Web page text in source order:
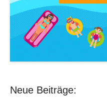
Neue Beiträge: